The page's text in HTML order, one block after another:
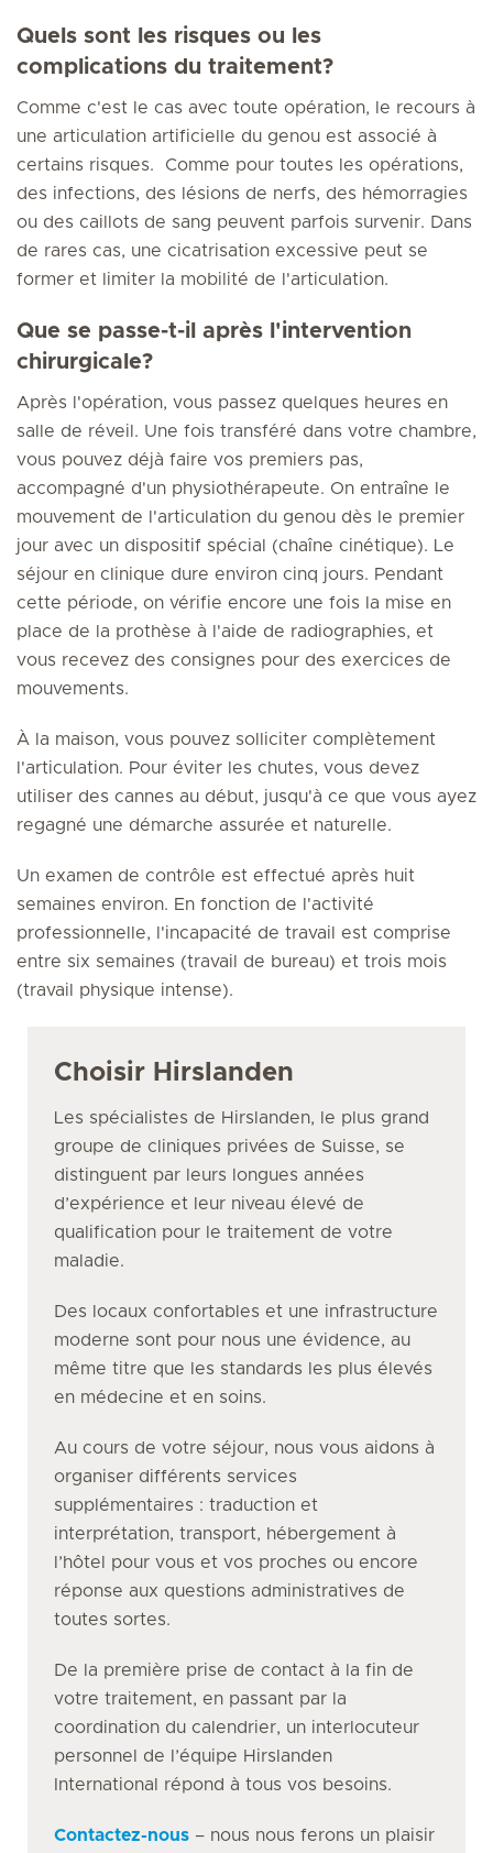
Quels sont les risques ou les
complications du traitement?
Comme c'est le cas avec toute opération, le recours à
une articulation artificielle du genou est associé à
certains risques. Comme pour toutes les opérations,
des infections, des lésions de nerfs, des hémorragies
ou des caillots de sang peuvent parfois survenir. Dans
de rares cas, une cicatrisation excessive peut se
former et limiter la mobilité de l'articulation.
Que se passe-t-il après l'intervention
chirurgicale?
Après l'opération, vous passez quelques heures en
salle de réveil. Une fois transféré dans votre chambre,
vous pouvez déjà faire vos premiers pas,
accompagné d'un physiothérapeute. On entraîne le
mouvement de l'articulation du genou dès le premier
jour avec un dispositif spécial (chaîne cinétique). Le
séjour en clinique dure environ cinq jours. Pendant
cette période, on vérifie encore une fois la mise en
place de la prothèse à l'aide de radiographies, et
vous recevez des consignes pour des exercices de
mouvements.
À la maison, vous pouvez solliciter complètement
l'articulation. Pour éviter les chutes, vous devez
utiliser des cannes au début, jusqu'à ce que vous ayez
regagné une démarche assurée et naturelle.
Un examen de contrôle est effectué après huit
semaines environ. En fonction de l'activité
professionnelle, l'incapacité de travail est comprise
entre six semaines (travail de bureau) et trois mois
(travail physique intense).
Choisir Hirslanden
Les spécialistes de Hirslanden, le plus grand
groupe de cliniques privées de Suisse, se
distinguent par leurs longues années
d’expérience et leur niveau élevé de
qualification pour le traitement de votre
maladie.
Des locaux confortables et une infrastructure
moderne sont pour nous une évidence, au
même titre que les standards les plus élevés
en médecine et en soins.
Au cours de votre séjour, nous vous aidons à
organiser différents services
supplémentaires : traduction et
interprétation, transport, hébergement à
l’hôtel pour vous et vos proches ou encore
réponse aux questions administratives de
toutes sortes.
De la première prise de contact à la fin de
votre traitement, en passant par la
coordination du calendrier, un interlocuteur
personnel de l’équipe Hirslanden
International répond à tous vos besoins.
Contactez-nous – nous nous ferons un plaisir